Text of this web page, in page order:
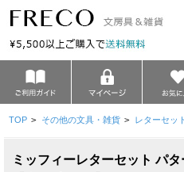
TOP > その他の文具・雑貨 > レターセッ
ミッフィーレターセット パ